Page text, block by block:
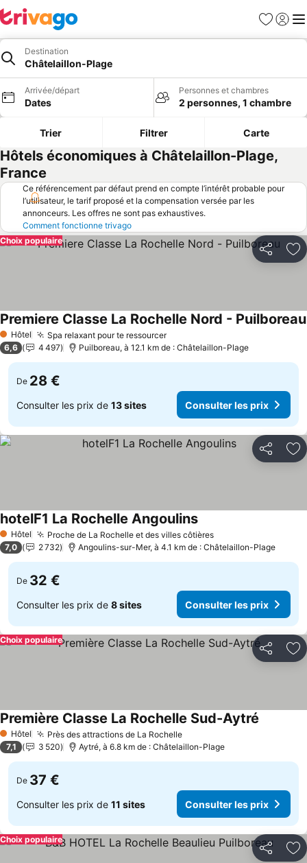
Favoris
Se
Destination
Châtelaillon-Plage
Arrivée/départ
Dates
Personnes et chambres
2 personnes, 1 chambre
Trier Filtrer Carte
Hôtels économiques à Châtelaillon-Plage,
France
Ce référencement par défaut prend en compte l’intérêt probable pour
l’utilisateur, le tarif proposé et la compensation versée par les
annonceurs. Les offres ne sont pas exhaustives.
Comment fonctionne trivago
Partager
Choix populaire
1 Étoiles
Hôtel Spa relaxant pour te ressourcer
Premiere Classe La Rochelle Nord - Puilboreau
6,6 4 497 Puilboreau, à 12.1 km de : Châtelaillon-Plage
De 28 €
Consulter les prix de 13 sites Consulter les prix
Partager
1 Étoiles
Hôtel Proche de La Rochelle et des villes côtières
hotelF1 La Rochelle Angoulins
7,0 2 732 Angoulins-sur-Mer, à 4.1 km de : Châtelaillon-Plage
De 32 €
Consulter les prix de 8 sites Consulter les prix
Partager
Choix populaire
1 Étoiles
Hôtel Près des attractions de La Rochelle
Première Classe La Rochelle Sud-Aytré
7,1 3 520 Aytré, à 6.8 km de : Châtelaillon-Plage
De 37 €
Consulter les prix de 11 sites Consulter les prix
Partager
Choix populaire